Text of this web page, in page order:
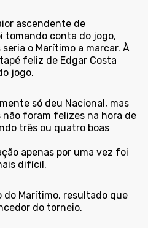
ascendente de
tomando conta do jogo,
o Marítimo a marcar. À
feliz de Edgar Costa
jogo.
só deu Nacional, mas
foram felizes na hora de
três ou quatro boas
apenas por uma vez foi
difícil.
Marítimo, resultado que
do torneio.